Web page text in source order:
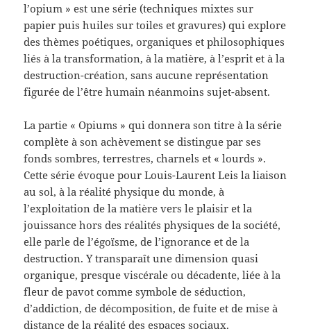
l’opium » est une série (techniques mixtes sur
papier puis huiles sur toiles et gravures) qui explore
des thèmes poétiques, organiques et philosophiques
liés à la transformation, à la matière, à l’esprit et à la
destruction-création, sans aucune représentation
figurée de l’être humain néanmoins sujet-absent.
La partie « Opiums » qui donnera son titre à la série
complète à son achèvement se distingue par ses
fonds sombres, terrestres, charnels et « lourds ».
Cette série évoque pour Louis-Laurent Leis la liaison
au sol, à la réalité physique du monde, à
l’exploitation de la matière vers le plaisir et la
jouissance hors des réalités physiques de la société,
elle parle de l’égoïsme, de l’ignorance et de la
destruction. Y transparaît une dimension quasi
organique, presque viscérale ou décadente, liée à la
fleur de pavot comme symbole de séduction,
d’addiction, de décomposition, de fuite et de mise à
distance de la réalité des espaces sociaux.